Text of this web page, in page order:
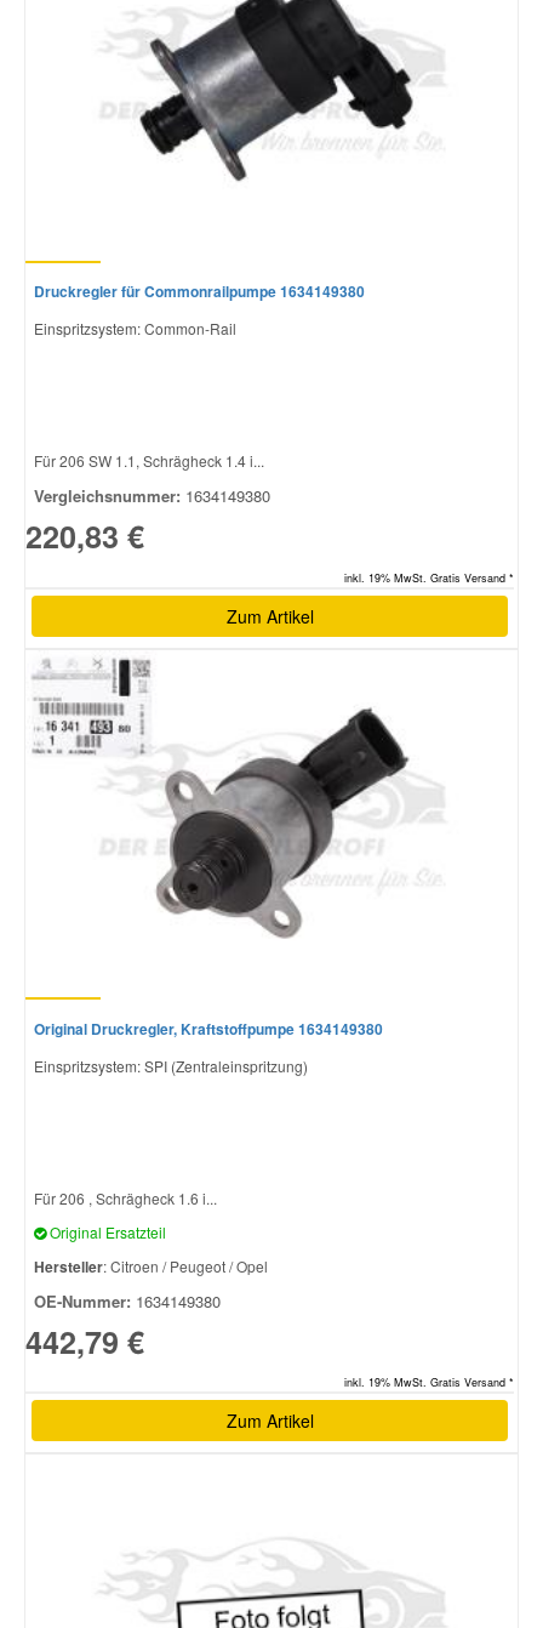
Druckregler für Commonrailpumpe 1634149380
Einspritzsystem: Common-Rail
Für 206 SW 1.1, Schrägheck 1.4 i...
Vergleichsnummer: 1634149380
220,83 €
inkl. 19% MwSt. Gratis Versand *
Zum Artikel
Original Druckregler, Kraftstoffpumpe 1634149380
Einspritzsystem: SPI (Zentraleinspritzung)
Für 206 , Schrägheck 1.6 i...
Original Ersatzteil
Hersteller: Citroen / Peugeot / Opel
OE-Nummer: 1634149380
442,79 €
inkl. 19% MwSt. Gratis Versand *
Zum Artikel